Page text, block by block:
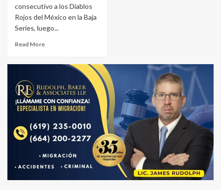
consecutivo a los Diablos
Rojos del México en la Baja
Series, luego...
Read More